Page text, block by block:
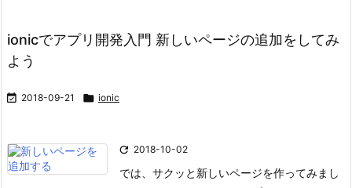
ionicでアプリ開発入門 新しいページの追加をしてみ
よう
 2018-09-21  ionic
 2018-10-02
では、サクッと新しいページを作ってみまし